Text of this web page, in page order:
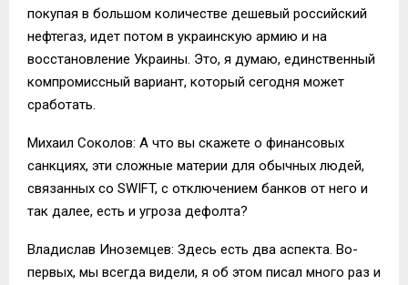
покупая в большом количестве дешевый российский
нефтегаз, идет потом в украинскую армию и на
восстановление Украины. Это, я думаю, единственный
компромиссный вариант, который сегодня может
сработать.
Михаил Соколов: А что вы скажете о финансовых
санкциях, эти сложные материи для обычных людей,
связанных со SWIFT, с отключением банков от него и
так далее, есть и угроза дефолта?
Владислав Иноземцев: Здесь есть два аспекта. Во-
первых, мы всегда видели, я об этом писал много раз и